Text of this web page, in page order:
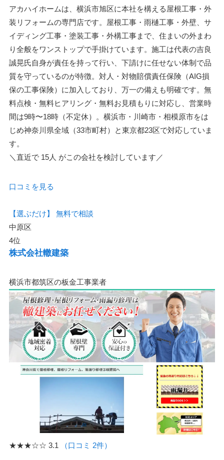
アカハイホームは、横浜市旭区に本社を構える屋根工事・外
装リフォームの専門店です。屋根工事・雨樋工事・外壁、サ
イディング工事・塗装工事・外構工事まで、住まいの外まわ
り全般をワンストップで手掛けています。施工は代表の吉良
誠晃氏自身が責任を持って行い、下請けに任せない体制で品
質を守っているのが特徴。対人・対物賠償責任保険（AIG損
保の工事保険）に加入しており、万一の備えも明確です。無
料点検・無料ヒアリング・無料お見積もりに対応し、営業時
間は9時〜18時（不定休）。横浜市・川崎市・相模原市をは
じめ神奈川県全域（33市町村）と東京都23区で対応していま
す。
＼直近で 15人 がこの会社を検討しています／
口コミを見る
【選ぶだけ】
無料で相談
中原区
4位
株式会社轍建築
横浜市都筑区の板金工事業者
★★★☆☆ 3.1 （口コミ 2件）